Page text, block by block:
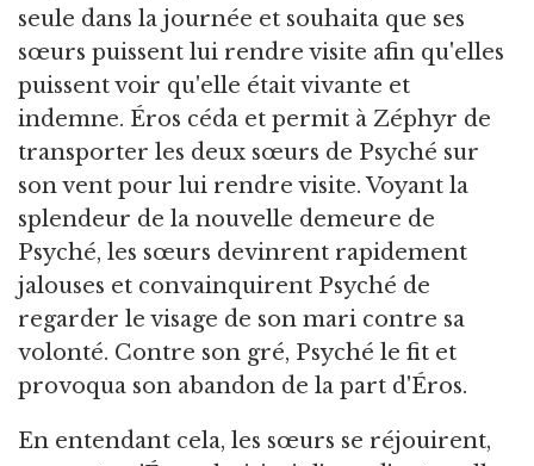
seule dans la journée et souhaita que ses
sœurs puissent lui rendre visite afin qu'elles
puissent voir qu'elle était vivante et
indemne. Éros céda et permit à Zéphyr de
transporter les deux sœurs de Psyché sur
son vent pour lui rendre visite. Voyant la
splendeur de la nouvelle demeure de
Psyché, les sœurs devinrent rapidement
jalouses et convainquirent Psyché de
regarder le visage de son mari contre sa
volonté. Contre son gré, Psyché le fit et
provoqua son abandon de la part d'Éros.
En entendant cela, les sœurs se réjouirent,